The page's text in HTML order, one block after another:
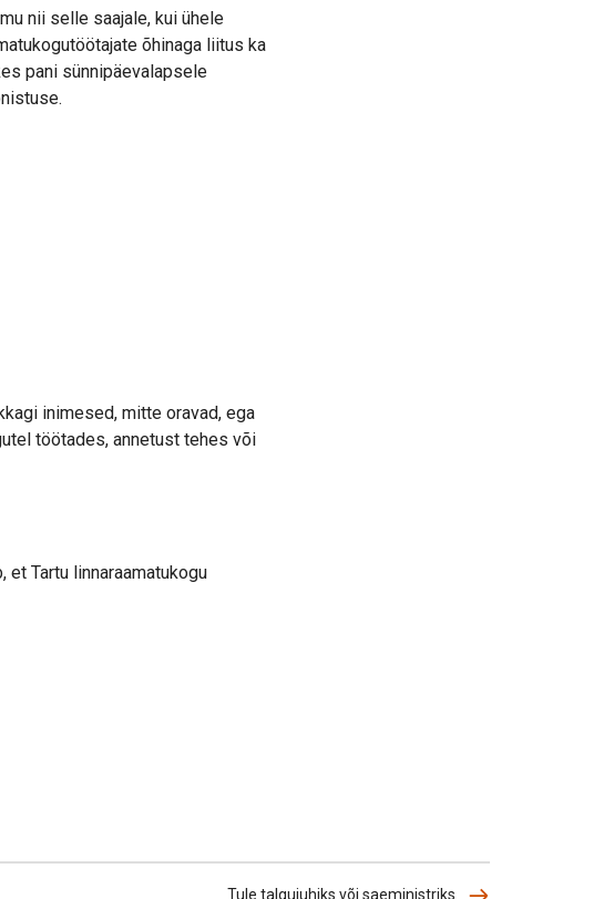
nii selle saajale, kui ühele
õhinaga liitus ka
pani sünnipäevalapsele
inimesed, mitte oravad, ega
töötades, annetust tehes või
Tartu linnaraamatukogu
Tule talgujuhiks või saeministriks